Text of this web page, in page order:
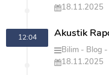
18.11.2025
12:04 Akustik
Bilim Blog
18.11.2025